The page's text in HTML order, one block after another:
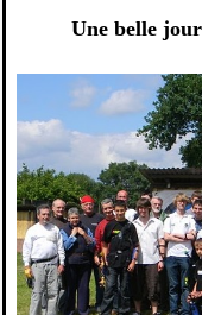
Une belle